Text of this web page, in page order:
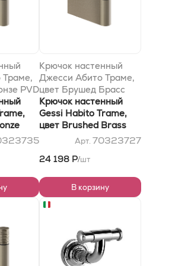
PVD
Крючок настенный
Джесси Абито Траме,
цвет Брушед Брасс
PVD
Крючок настенный
Gessi Habito Trame,
цвет Brushed Brass
Арт. 70323727
24 198 Р/шт
В корзину